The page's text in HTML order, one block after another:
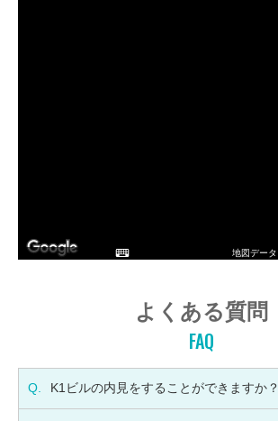
地図データ
よくある質問
FAQ
Q. K1ビルの内見をすることができますか？